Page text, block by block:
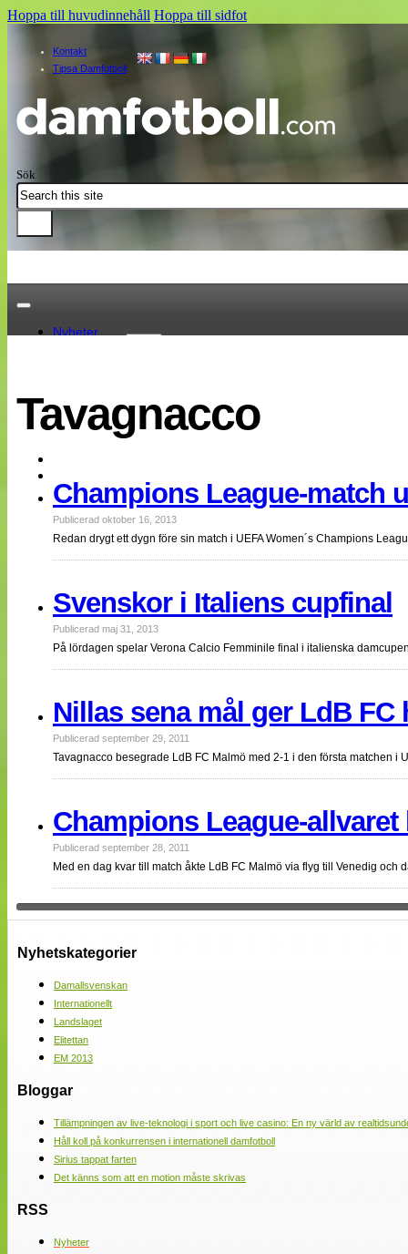
Hoppa till huvudinnehåll Hoppa till sidfot
Kontakt
Tipsa Damfotboll
Sök
Nyheter
EM 2013
Internationellt
Bloggar
Lagen
Webb-TV
Cuper
Split vision
Om oss
Annonsera
Statistik
Kontakt
Tavagnacco
Champions League-match
Publicerad oktober 16, 2013
Redan drygt ett dygn före sin match i UEFA Women´s Champions
Svenskor i Italiens cupfinal
Publicerad maj 31, 2013
På lördagen spelar Verona Calcio Femminile final i italienska
Nillas sena mål ger LdB FC
Publicerad september 29, 2011
Tavagnacco besegrade LdB FC Malmö med 2-1 i den första matchen i
Champions League-
Publicerad september 28, 2011
Med en dag kvar till match åkte LdB FC Malmö via flyg till Venedig och
Nyhetskategorier
Damallsvenskan
Internationellt
Landslaget
Elitettan
EM 2013
Bloggar
Tillämpningen av live-teknologi i sport och live casino: En ny värld av
Håll koll på konkurrensen i internationell damfotboll
Sirius tappat farten
Det känns som att en motion måste skrivas
RSS
Nyheter